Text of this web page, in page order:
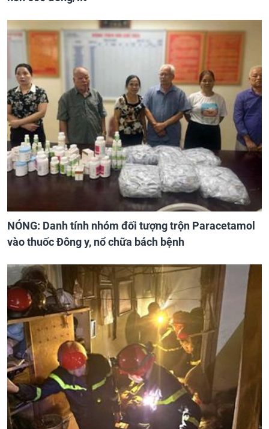
NÓNG: Danh tính nhóm đối tượng trộn Paracetamol
vào thuốc Đông y, nổ chữa bách bệnh